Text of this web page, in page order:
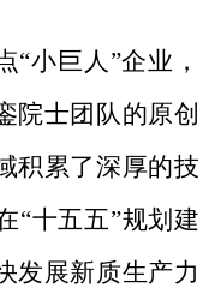
“小巨人”企业，
院士团队的原创
积累了深厚的技
“十五五”规划建
发展新质生产力